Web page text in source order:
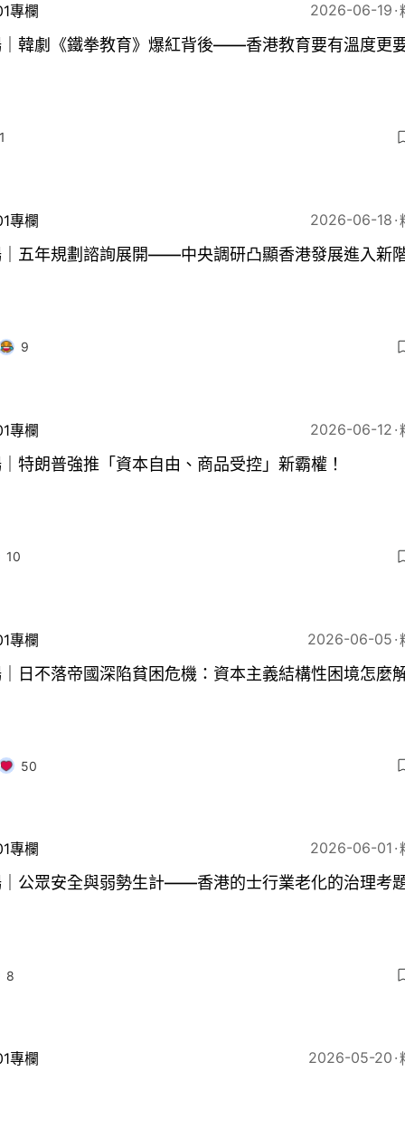
專欄 2026-06-19
韓劇《鐵拳教育》爆紅背後——香港教育要有溫度更
專欄 2026-06-18
五年規劃諮詢展開——中央調研凸顯香港發展進入新
9
專欄 2026-06-12
特朗普強推「資本自由、商品受控」新霸權！
10
專欄 2026-06-05
日不落帝國深陷貧困危機：資本主義結構性困境怎麼
50
專欄 2026-06-01
公眾安全與弱勢生計——香港的士行業老化的治理考
8
專欄 2026-05-20